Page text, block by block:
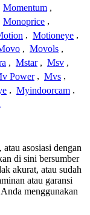
Momentum ,
Monoprice ,
, Motioneye ,
, Movols ,
, Mstar , Msv ,
Power , Mvs ,
, Myindoorcam ,
asosiasi dengan
di sini bersumber
akurat, atau sudah
atau garansi
menggunakan